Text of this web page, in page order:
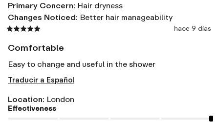
Primary Concern: Hair dryness
Changes Noticed: Better hair manageability
hace 9 días
Comfortable
Easy to change and useful in the shower
Traducir a Español
Location: London
Effectiveness